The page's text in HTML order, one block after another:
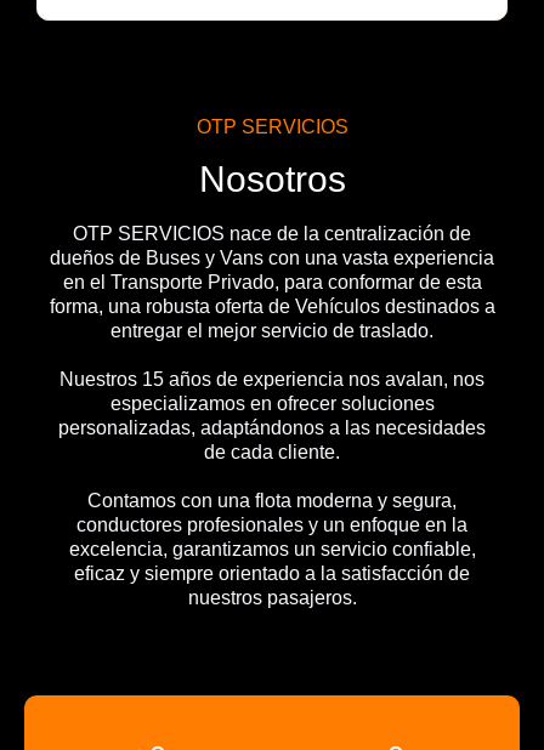
OTP SERVICIOS
Nosotros
OTP SERVICIOS nace de la centralización de
dueños de Buses y Vans con una vasta experiencia
en el Transporte Privado, para conformar de esta
forma, una robusta oferta de Vehículos destinados a
entregar el mejor servicio de traslado.
Nuestros 15 años de experiencia nos avalan, nos
especializamos en ofrecer soluciones
personalizadas, adaptándonos a las necesidades
de cada cliente.
Contamos con una flota moderna y segura,
conductores profesionales y un enfoque en la
excelencia, garantizamos un servicio confiable,
eficaz y siempre orientado a la satisfacción de
nuestros pasajeros.